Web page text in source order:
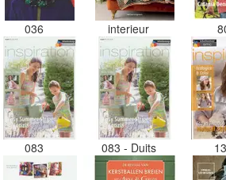
036 interieur
083 083 - Duits